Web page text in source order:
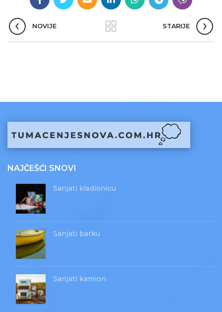
NOVIJE STARIJE
NAJČEŠĆI SNOVI
Sanjati kladionicu
Sanjati barku
Sanjati kamion